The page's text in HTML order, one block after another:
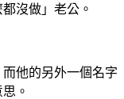
沒做」老公。
他的另外一個名字
。